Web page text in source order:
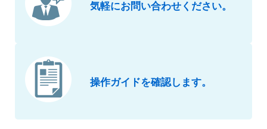
気軽にお問い合わせください。
操作ガイドを確認します。